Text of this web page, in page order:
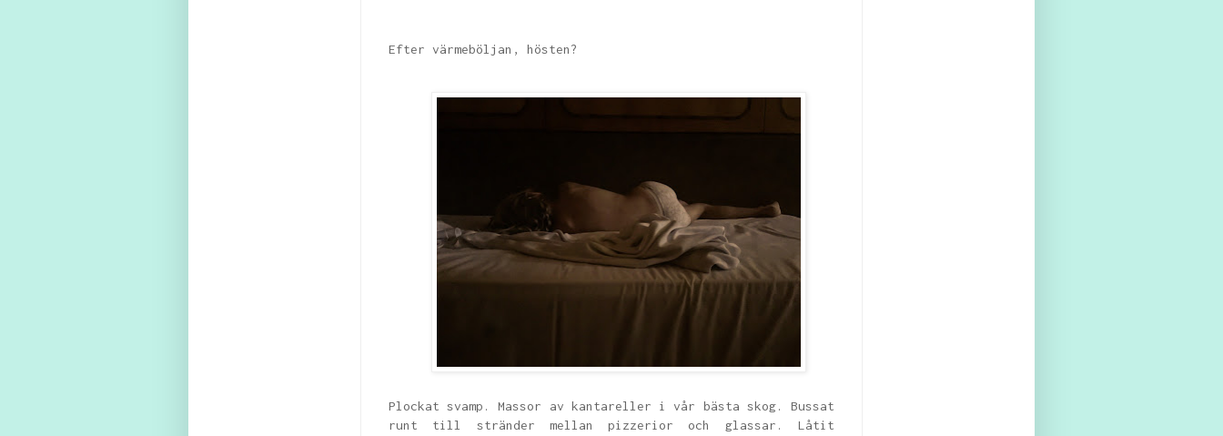
Efter värmeböljan, hösten?
Plockat svamp. Massor av kantareller i vår bästa skog. Bussat
runt till stränder mellan pizzerior och glassar. Låtit